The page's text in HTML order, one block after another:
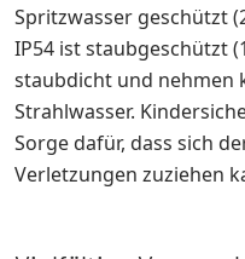
Spritzwasser geschützt
IP54 ist staubgeschützt
staubdicht und nehmen
Strahlwasser.
Sorge dafür, dass sich
Verletzungen zuziehen